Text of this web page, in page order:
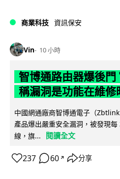
商業科技 資訊保安
Vin 10 小時
智博通路由器爆後
稱漏洞是功能在維修
中國網通廠商智博通電子（
產品爆出嚴重安全漏洞，被發現
線，旗...
閱讀全文
237 60 ↗ 分享